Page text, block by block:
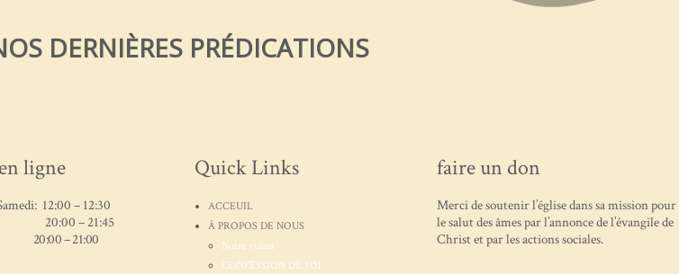
DERNIÈRES PRÉDICATIONS
ligne
12:00 – 12:30
20:00 – 21:45
20:00 – 21:00
Quick Links
ACCEUIL
À PROPOS DE NOUS
Notre vision
CONFESSION DE FOI
faire un don
Merci de soutenir l’église dans sa mission pour
le salut des âmes par l’annonce de l’évangile de
Christ et par les actions sociales.